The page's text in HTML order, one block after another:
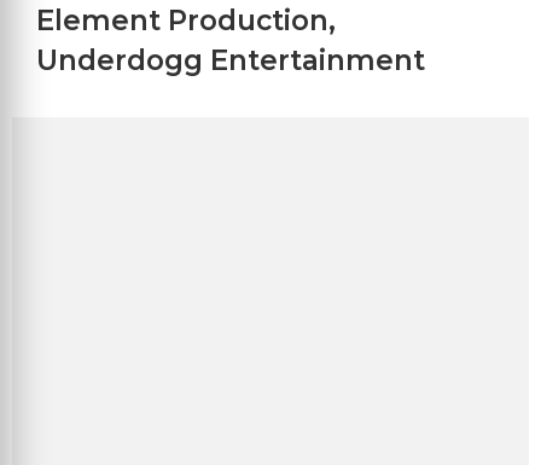
Element Production,
Underdogg Entertainment